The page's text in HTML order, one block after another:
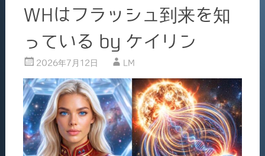
k
WHはフラッシュ到来を知
っている by ケイリン
2026年7月12日 LM